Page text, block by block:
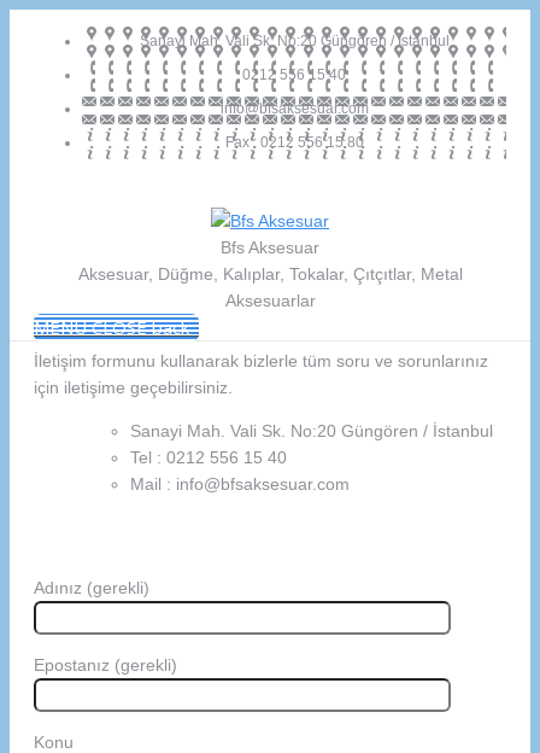
Sanayi Mah. Vali Sk. No:20 Güngören / İstanbul
0212 556 15 40
info@bfsaksesuar.com
Fax : 0212 556 15 80
Bfs Aksesuar
Aksesuar, Düğme, Kalıplar, Tokalar, Çıtçıtlar, Metal
Aksesuarlar
MENU CLOSE back
İletişim formunu kullanarak bizlerle tüm soru ve sorunlarınız
için iletişime geçebilirsiniz.
Sanayi Mah. Vali Sk. No:20 Güngören / İstanbul
Tel : 0212 556 15 40
Mail : info@bfsaksesuar.com
Adınız (gerekli)
Epostanız (gerekli)
Konu